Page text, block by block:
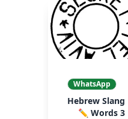
WhatsApp
Hebrew Slang
Words 3 ✏️